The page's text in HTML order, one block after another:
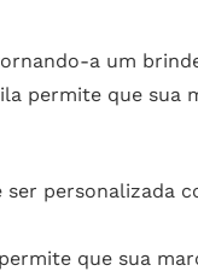
a um
permite que
ser personalizada
que sua